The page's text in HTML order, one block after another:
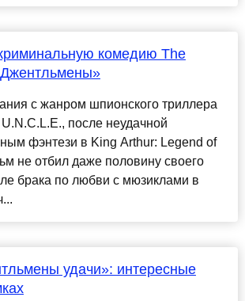
комедию The
с жанром шпионского триллера
после неудачной
фэнтези в King Arthur: Legend of
не отбил даже половину своего
брака по любви с мюзиклами в
удачи»: интересные